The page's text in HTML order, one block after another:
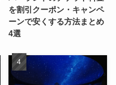
を割引クーポン・キャンペ
ーンで安くする方法まとめ
4選